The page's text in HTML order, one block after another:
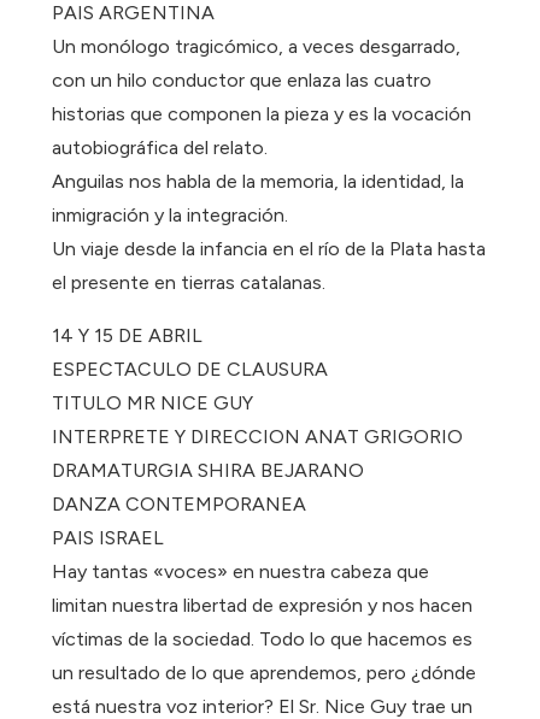
PAIS ARGENTINA
Un monólogo tragicómico, a veces desgarrado,
con un hilo conductor que enlaza las cuatro
historias que componen la pieza y es la vocación
autobiográfica del relato.
Anguilas nos habla de la memoria, la identidad, la
inmigración y la integración.
Un viaje desde la infancia en el río de la Plata hasta
el presente en tierras catalanas.
14 Y 15 DE ABRIL
ESPECTACULO DE CLAUSURA
TITULO MR NICE GUY
INTERPRETE Y DIRECCION ANAT GRIGORIO
DRAMATURGIA SHIRA BEJARANO
DANZA CONTEMPORANEA
PAIS ISRAEL
Hay tantas «voces» en nuestra cabeza que
limitan nuestra libertad de expresión y nos hacen
víctimas de la sociedad. Todo lo que hacemos es
un resultado de lo que aprendemos, pero ¿dónde
está nuestra voz interior? El Sr. Nice Guy trae un